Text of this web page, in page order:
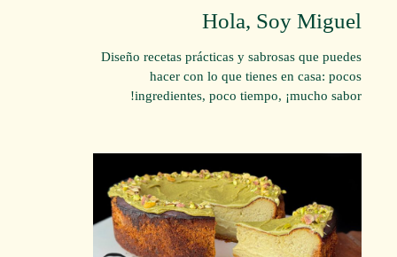
Hola, Soy Miguel
Diseño recetas prácticas y sabrosas que puedes
hacer con lo que tienes en casa: pocos
ingredientes, poco tiempo, ¡mucho sabor!